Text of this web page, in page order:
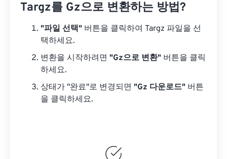
Targz를 Gz으로 변환하는 방법?
"파일 선택" 버튼을 클릭하여 Targz 파일을 선
택하세요.
변환을 시작하려면 "Gz으로 변환" 버튼을 클릭
하세요.
상태가 "완료"로 변경되면 "Gz 다운로드" 버튼
을 클릭하세요.